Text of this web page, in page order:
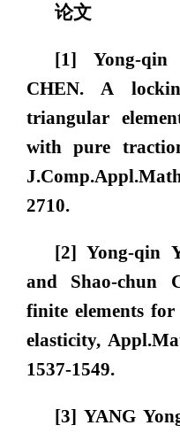
论文
[1] Yong-qin
CHEN. A
triangular
with pure
2710.
[2] Yong-qin
and Shao-chun
finite elements
elasticity,
1537-1549.
[3] YANG